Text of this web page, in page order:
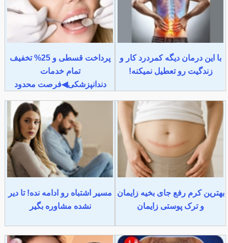
با این درمان دیگه کمردرد کار و
زندگیت رو تعطیل نمیکنه!
پرداخت قسطی و 25% تخفیف
تمام خدمات
دندانپزشکی◀فرصت محدود
بهترین کرم رفع جای بخیه زایمان
و ترک پوستی زایمان
مسیر اشتباه رو ادامه نده! تا دیر
نشده مشاوره بگیر